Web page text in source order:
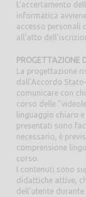
L'accertamento
informatica
accesso personali
all'atto
PROGETTAZIONE
La progettazione
dall'Accordo
comunicare con
corso delle
linguaggio chiaro
presentati sono
necessario, è
comprensione
corso.
I contenuti sono
didattiche attive,
dell'utente durante